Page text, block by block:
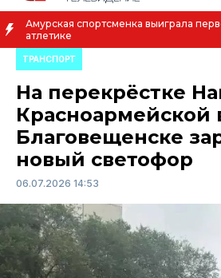
Амурская спортсменка выиграла
атлетике
ТРАНСПОРТ
На перекрёстке
Красноармейской
Благовещенске
новый светофор
06.07.2026 14:53